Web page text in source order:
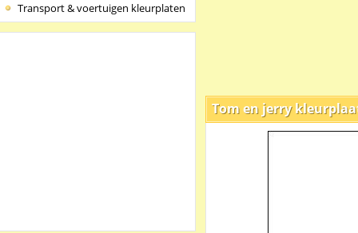
Transport & voertuigen kleurplaten
Tom en jerry